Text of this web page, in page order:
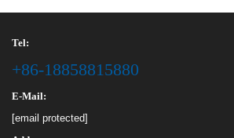
Tel:
+86-18858815880
E-Mail:
[email protected]